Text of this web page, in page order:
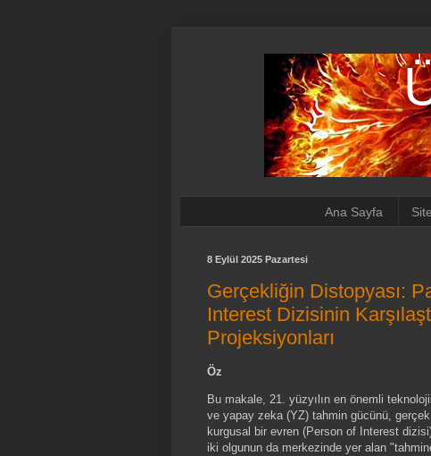
Ana Sayfa
8 Eylül 2025 Pazartesi
Gerçekliğin Distopyası:
Interest Dizisinin
Projeksiyonları
Öz
Bu makale, 21. yüzyılın en önemli
ve yapay zeka (YZ) tahmin gücünü,
kurgusal bir evren (Person of Interest
iki olgunun da merkezinde yer alan